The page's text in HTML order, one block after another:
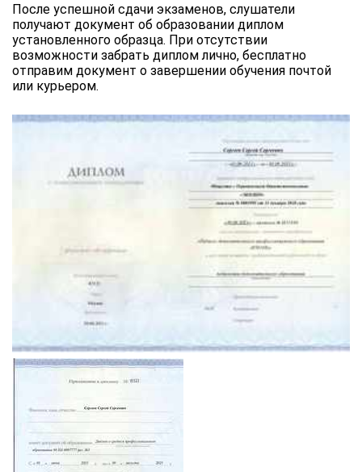
После успешной сдачи экзаменов, слушатели
получают документ об образовании диплом
установленного образца. При отсутствии
возможности забрать диплом лично, бесплатно
отправим документ о завершении обучения почтой
или курьером.